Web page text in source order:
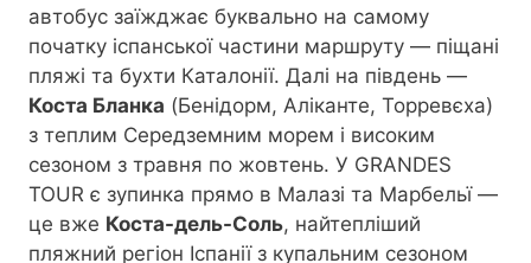
автобус заїжджає буквально на самому
початку іспанської частини маршруту — піщані
пляжі та бухти Каталонії. Далі на південь —
Коста Бланка (Бенідорм, Аліканте, Торревєха)
з теплим Середземним морем і високим
сезоном з травня по жовтень. У GRANDES
TOUR є зупинка прямо в Малазі та Марбельї —
це вже Коста-дель-Соль, найтепліший
пляжний регіон Іспанії з купальним сезоном